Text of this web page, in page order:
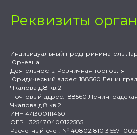
Реквизиты
Индивидуальный предприниматель
Юрьевна
Деятельность: Розничная торговля
Юридический адрес: 188560
Чкалова д.8 кв.2
Почтовый адрес: 188560
Чкалова д.8 кв.2
ИНН 471300111460
ОГРН 325470400122585
Расчетный счет: № 40802 810 3 5571